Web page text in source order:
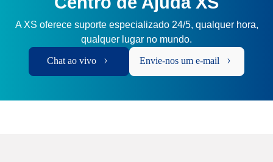
A XS oferece suporte especializado 24/5, qualquer hora,
qualquer lugar no mundo.
Chat ao vivo Envie-nos um e-mail